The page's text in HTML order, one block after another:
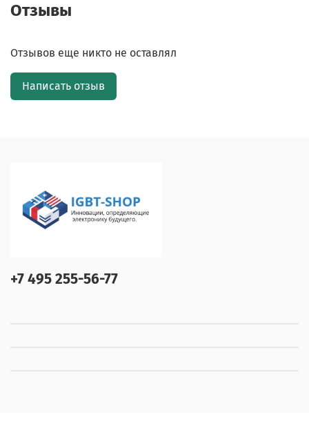
Отзывы
Отзывов еще никто не оставлял
Написать отзыв
+7 495 255-56-77